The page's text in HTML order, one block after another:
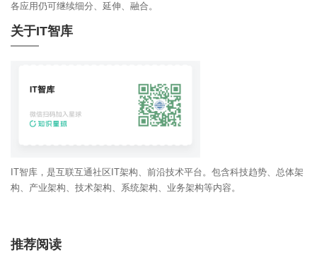
各应用仍可继续细分、延伸、融合。
关于IT智库
IT智库，是互联互通社区IT架构、前沿技术平台。包含科技趋势、总体架
构、产业架构、技术架构、系统架构、业务架构等内容。
推荐阅读